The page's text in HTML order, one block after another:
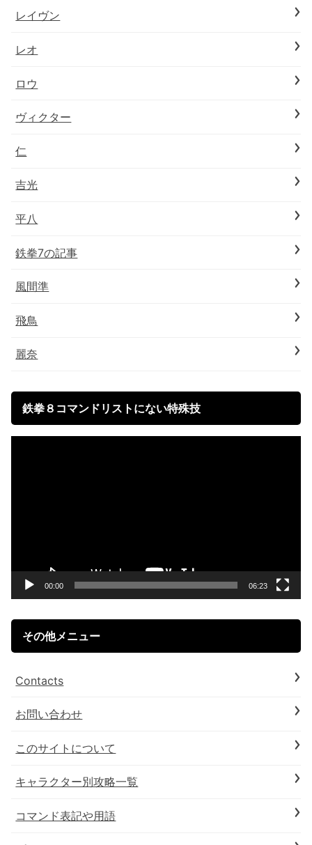
レイヴン
レオ
ロウ
ヴィクター
仁
吉光
平八
鉄拳7の記事
風間準
飛鳥
麗奈
鉄拳８コマンドリストにない特殊技
00:00 06:23
その他メニュー
Contacts
お問い合わせ
このサイトについて
キャラクター別攻略一覧
コマンド表記や用語